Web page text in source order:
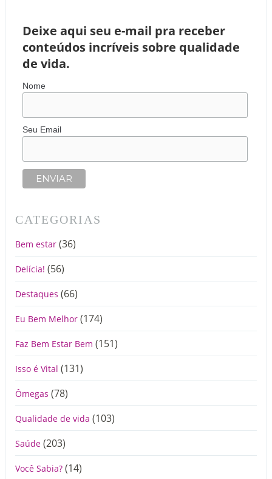
Deixe aqui seu e-mail pra receber
conteúdos incríveis sobre qualidade
de vida.
Nome
Seu Email
CATEGORIAS
Bem estar (36)
Delícia! (56)
Destaques (66)
Eu Bem Melhor (174)
Faz Bem Estar Bem (151)
Isso é Vital (131)
Ômegas (78)
Qualidade de vida (103)
Saúde (203)
Você Sabia? (14)